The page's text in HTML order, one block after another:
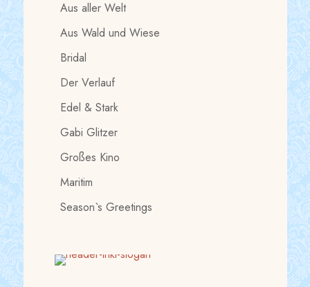
Aus aller Welt
Aus Wald und Wiese
Bridal
Der Verlauf
Edel & Stark
Gabi Glitzer
Großes Kino
Maritim
Season`s Greetings